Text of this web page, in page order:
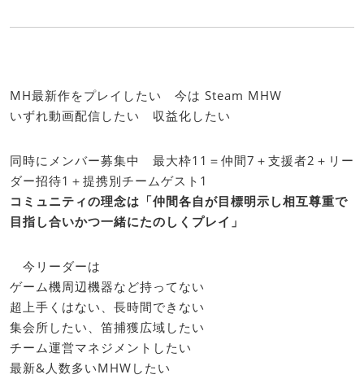
MH最新作をプレイしたい 今は Steam MHW
いずれ動画配信したい 収益化したい
同時にメンバー募集中 最大枠11＝仲間7＋支援者2＋リー
ダー招待1＋提携別チームゲスト1
コミュニティの理念は「仲間各自が目標明示し相互尊重で
目指し合いかつ一緒にたのしくプレイ」
今リーダーは
ゲーム機周辺機器など持ってない
超上手くはない、長時間できない
集会所したい、笛捕獲広域したい
チーム運営マネジメントしたい
最新&人数多いMHWしたい